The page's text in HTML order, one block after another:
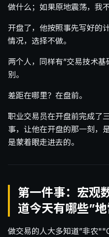
做什么；如果原地震荡，我不
开盘了，他按照事先写好的
情况，选择不做。
两个人，同样有”交易技术
别。
差距在哪里？在盘前。
职业交易员在开盘前完成了
事，让他在开盘的那一刻，
是蒙着眼走进去的。
第一件事：宏观
道今天有哪些”
做交易的人大多知道”非农